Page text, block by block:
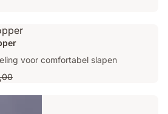
voor comfortabel slapen